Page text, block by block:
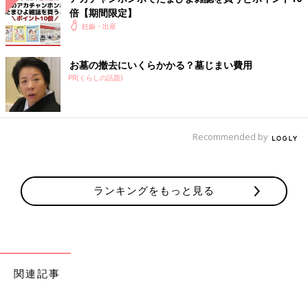
倍【期間限定】
妊娠・出産
お墓の撤去にいくらかかる？墓じまい費用
PR(くらしの話題)
Recommended by
ランキングをもっと見る
関連記事